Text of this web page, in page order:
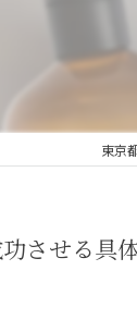
東京
させる具